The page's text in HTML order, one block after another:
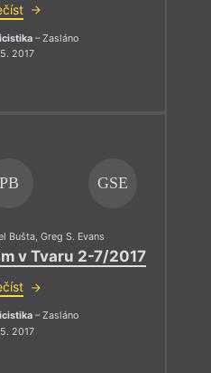
– Zasláno
2017
PB GSE
Bušta, Greg S. Evans
v Tvaru 2-7/2017
– Zasláno
2017